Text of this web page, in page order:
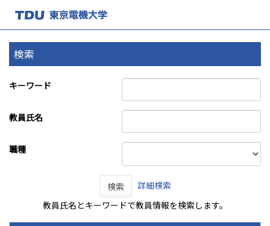
検索
キーワード
教員氏名
職種
検索
詳細検索
教員氏名とキーワードで教員情報を検索します。